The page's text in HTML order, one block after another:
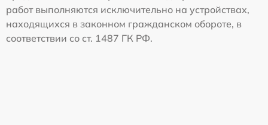
работ выполняются исключительно на устройствах,
находящихся в законном гражданском обороте, в
соответствии со ст. 1487 ГК РФ.